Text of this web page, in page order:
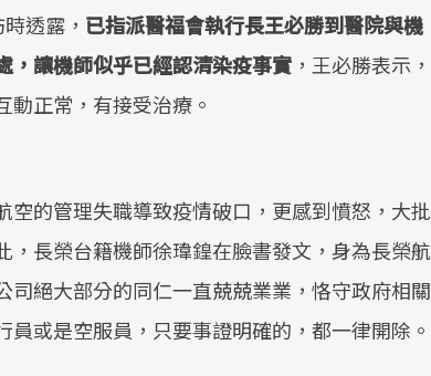
透露， 已指派醫福會執行長王必勝到醫院與機
，讓機師似乎已經認清染疫事實 ，王必勝表示，
正常，有接受治療。
的管理失職導致疫情破口，更感到憤怒，大批
長榮台籍機師徐瑋鍠在臉書發文，身為長榮航
絕大部分的同仁一直兢兢業業，恪守政府相關
或是空服員，只要事證明確的，都一律開除。